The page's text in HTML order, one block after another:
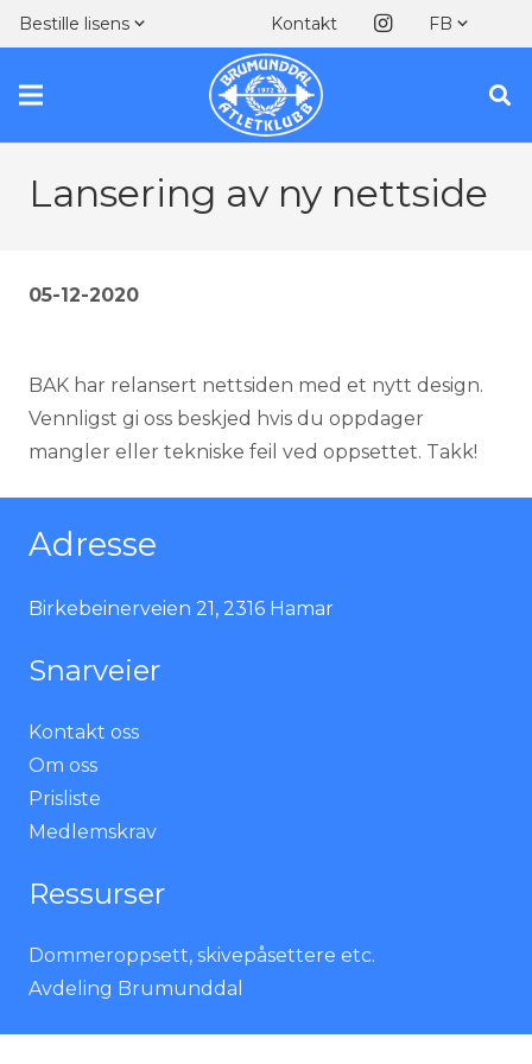
Bestille lisens Kontakt FB
Lansering av ny nettside
05-12-2020
BAK har relansert nettsiden med et nytt design.
Vennligst gi oss beskjed hvis du oppdager
mangler eller tekniske feil ved oppsettet. Takk!
Adresse
Birkebeinerveien 21, 2316 Hamar
Snarveier
Kontakt oss
Om oss
Prisliste
Medlemskrav
Ressurser
Dommeroppsett, skivepåsettere etc.
Avdeling Brumunddal